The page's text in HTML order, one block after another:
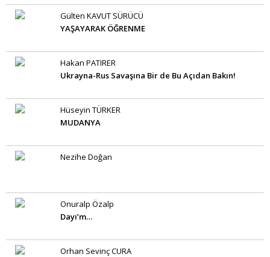
Gülten KAVUT SÜRÜCÜ
YAŞAYARAK ÖĞRENME
Hakan PATIRER
Ukrayna-Rus Savaşına Bir de Bu Açıdan Bakın!
Hüseyin TÜRKER
MUDANYA
Nezihe Doğan
Onuralp Özalp
Dayı’m…
Orhan Sevinç CURA